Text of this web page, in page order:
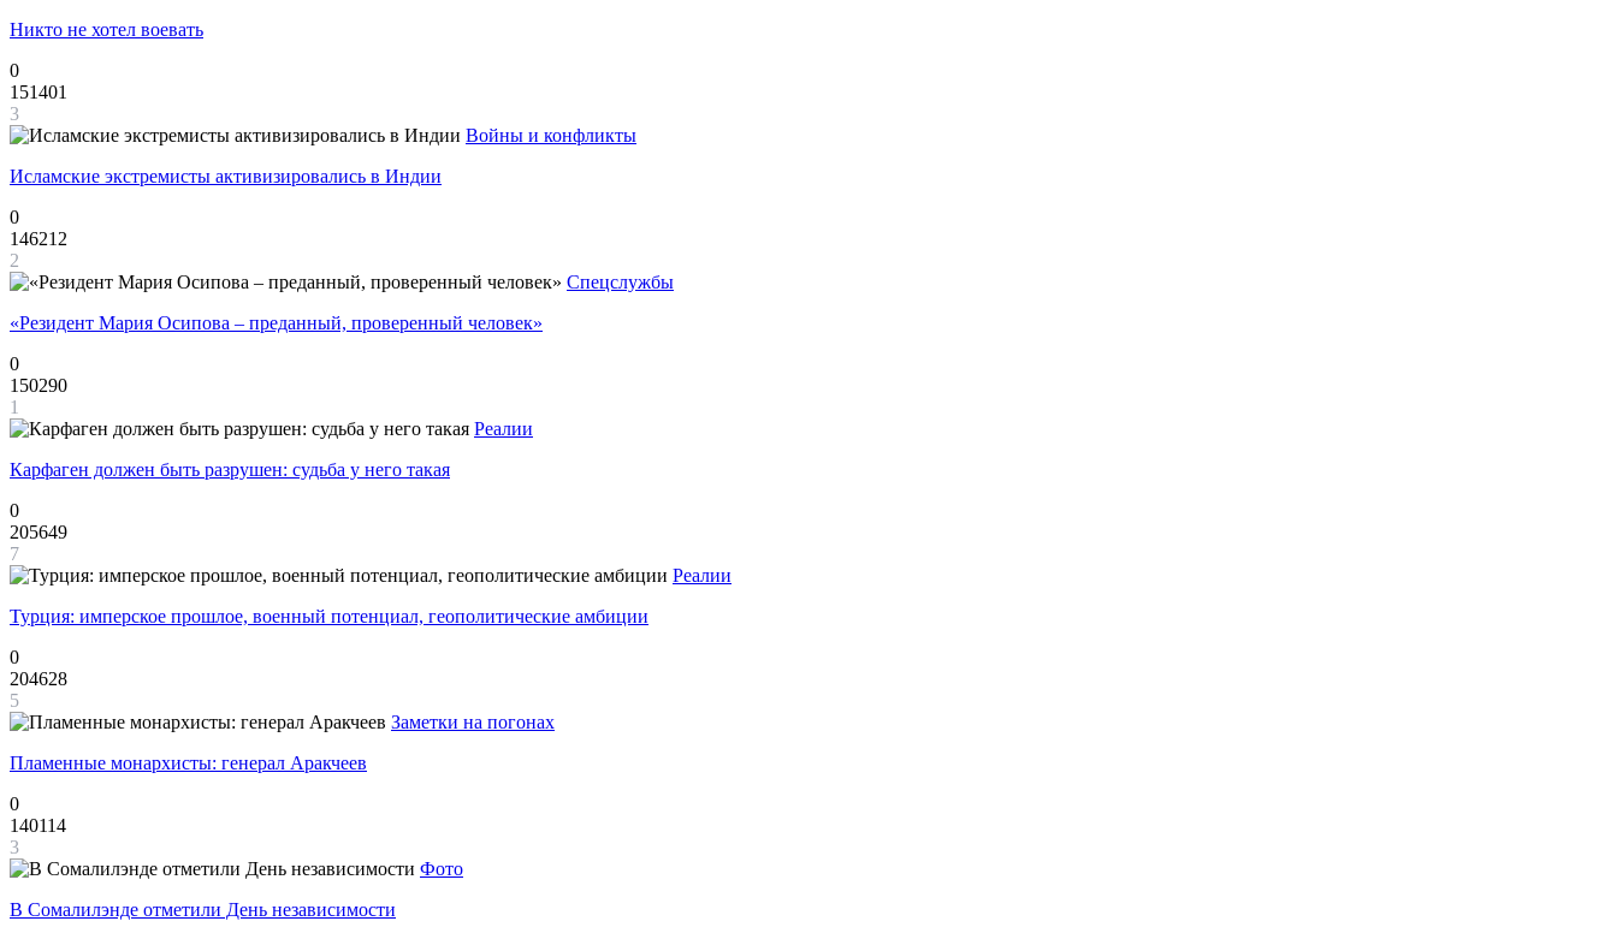
Никто не хотел воевать
0
151401
3
Войны и конфликты
Исламские экстремисты активизировались в Индии
0
146212
2
Спецслужбы
«Резидент Мария Осипова – преданный, проверенный человек»
0
150290
1
Реалии
Карфаген должен быть разрушен: судьба у него такая
0
205649
7
Реалии
Турция: имперское прошлое, военный потенциал, геополитические амбиции
0
204628
5
Заметки на погонах
Пламенные монархисты: генерал Аракчеев
0
140114
3
Фото
В Сомалилэнде отметили День независимости